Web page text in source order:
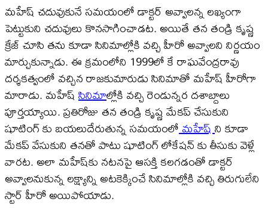
మహేష్ చదువుకునే సమయంలో డాక్టర్ అవ్వాలన్న లఖ్యంగా
పెట్టుకుని చదువులు కొనసాగించాడట. అయితే తన తండ్రి కృష్ణ
క్రేజ్‌ చూసి తను కూడా సినిమాల్లోకి వచ్చి హీరో అవ్వాలని నిర్ణయం
మార్చుకున్నాడు. ఈ క్రమంలోని 1999లో కే రాఘవేంద్రరావు
దర్శకత్వంలో వచ్చిన రాజకుమారుడు సినిమాతో మహేష్ హీరోగా
మారాడు. మహేష్సినిమాల్లోకి వచ్చి రెండున్నర దశాబ్దాలు
పూర్తయ్యాయి. ప్రతిరోజు తన తండ్రి కృష్ణ మేకప్ చేసుకుని
షూటింగ్ కు బయలుదేరుతున్న సమయంలోమహేష్ని కూడా
మేకప్ వేసుకుని తనతో పాటు షూటింగ్ లోకేషన్ కు తీసుకు వెళ్లే
వారట. అలా మహేష్‌కు నటనపై ఆసక్తి కలగడంతో డాక్టర్
అవ్వాలనుకున్న లక్ష్యాన్ని అటకెక్కించే సినిమాల్లోకి వచ్చి తిరుగులేని
స్టార్ హీరో అయిపోయాడు.